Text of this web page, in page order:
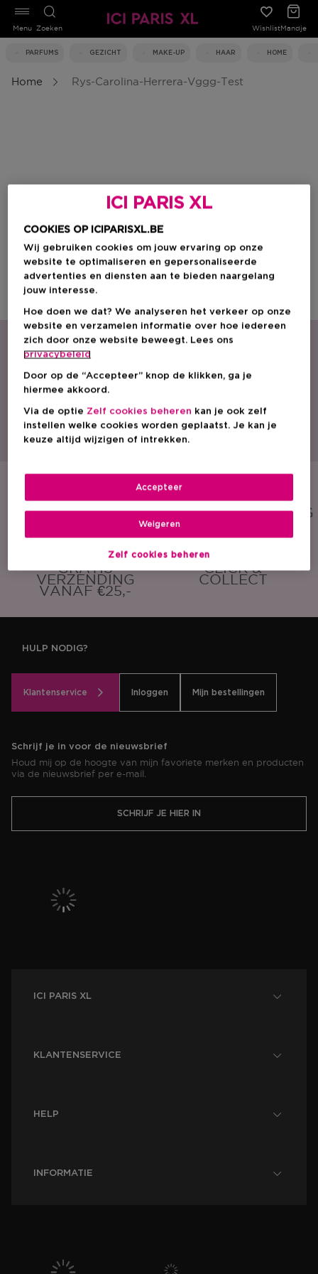
Zoeken WishlistMandje
PARFUMS GEZICHT MAKE-UP HAAR HOME
Menu
Home Rys-Carolina-Herrera-Vggg-Test
Met een ruim aanbod parfum, cosmetica en huidverzorging is ICI PARIS XL
dé beautyspecialist van België. Ontdek onze acties, promoties, beauty tips
en vind een ICI PARIS XL winkel bij jou in de buurt. Bestel onze producten
GRATIS
SAMPLE
GRATIS
CADEAUVERPAKKING
GRATIS
VERZENDING
VANAF €25,-
CLICK &
COLLECT
HULP NODIG?
Klantenservice Inloggen Mijn bestellingen
Schrijf je in voor de nieuwsbrief
Houd mij op de hoogte van mijn favoriete merken en producten
via de nieuwsbrief per e-mail.
SCHRIJF JE HIER IN
ICI PARIS XL
KLANTENSERVICE
HELP
INFORMATIE
ICI PARIS XL
COOKIES OP ICIPARISXL.BE
Wij gebruiken cookies om jouw ervaring op onze
website te optimaliseren en gepersonaliseerde
advertenties en diensten aan te bieden naargelang
jouw interesse.
Hoe doen we dat? We analyseren het verkeer op onze
website en verzamelen informatie over hoe iedereen
zich door onze website beweegt. Lees ons
privacybeleid
Door op de “Accepteer” knop de klikken, ga je
hiermee akkoord.
Via de optie Zelf cookies beheren kan je ook zelf
instellen welke cookies worden geplaatst. Je kan je
keuze altijd wijzigen of intrekken.
Zelf cookies beheren
Weigeren
Accepteer